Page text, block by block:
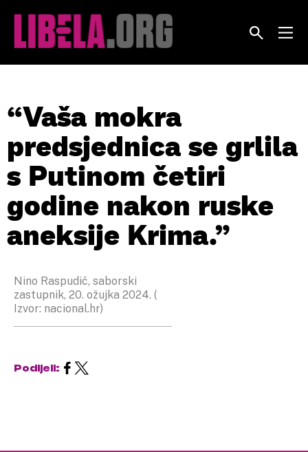
“Vaša mokra
predsjednica se grlila
s Putinom četiri
godine nakon ruske
aneksije Krima.”
Nino Raspudić, saborski
zastupnik, 20. ožujka 2024. (
Izvor: nacional.hr)
Podijeli: